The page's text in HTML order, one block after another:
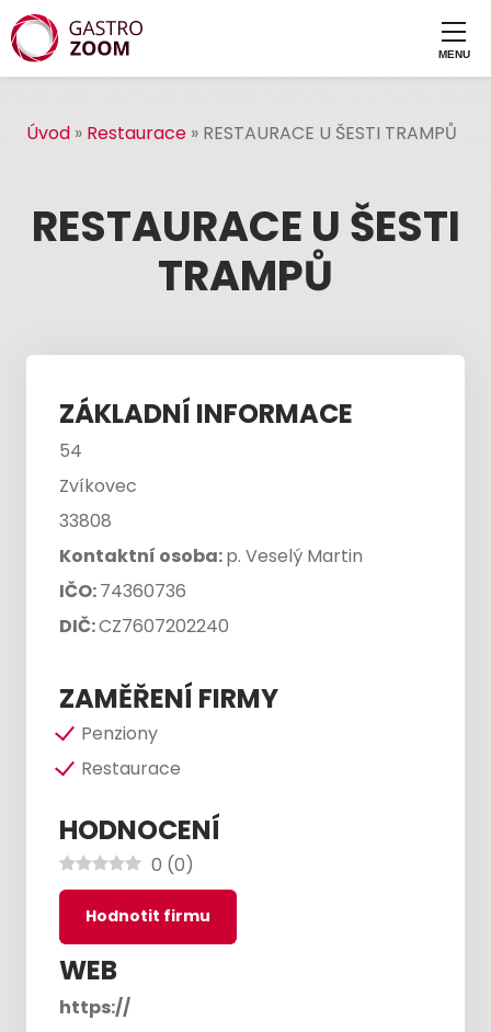
Úvod » Restaurace » RESTAURACE U ŠESTI TRAMPŮ
RESTAURACE U ŠESTI
TRAMPŮ
ZÁKLADNÍ INFORMACE
54
Zvíkovec
33808
Kontaktní osoba:p. Veselý Martin
IČO:74360736
DIČ:CZ7607202240
ZAMĚŘENÍ FIRMY
Penziony
Restaurace
HODNOCENÍ
0 (0)
Hodnotit firmu
WEB
https://